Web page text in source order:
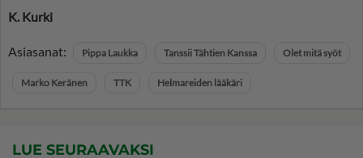
K. Kurki
Asiasanat: Pippa Laukka Tanssii Tähtien Kanssa Olet mitä syöt
Marko Keränen TTK Helmareiden lääkäri
LUE SEURAAVAKSI